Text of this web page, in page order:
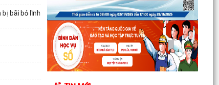
bãi bỏ lĩnh
sum họp”...
Thông báo danh sách và triệu tập thí sinh đủ
điều kiện, tiêu chuẩn dự xét tuyển vòng 2 kỳ
tuyển...
Kế hoạch 2545/KH-BVHTTDL năm 2026 các